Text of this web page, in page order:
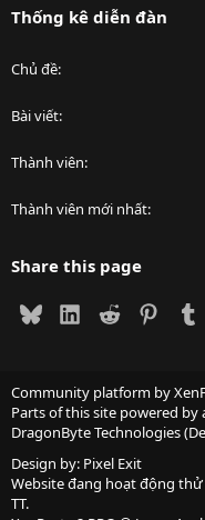
Thống kê diễn đàn
Chủ đề
Bài viết
Thành viên
Thành viên mới nhất
Share this page
BlueskyLinkedIn
Reddit
Community platform by
Parts of this site powered by
DragonByte Technologies(
Design by: Pixel Exit
Website đang hoạt động thử
TT.